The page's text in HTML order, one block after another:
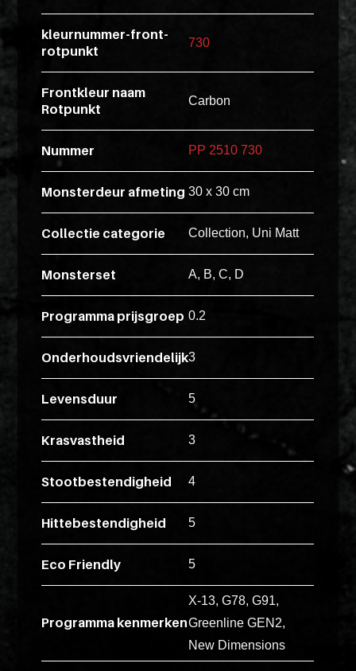
kleurnummer-front-
rotpunkt
730
Frontkleur naam
Rotpunkt
Carbon
Nummer PP 2510 730
Monsterdeur afmeting 30 x 30 cm
Collectie categorie Collection, Uni Matt
Monsterset A, B, C, D
Programma prijsgroep 0.2
Onderhoudsvriendelijk3
Levensduur 5
Krasvastheid 3
Stootbestendigheid 4
Hittebestendigheid 5
Eco Friendly 5
Programma kenmerken
X-13, G78, G91,
Greenline GEN2,
New Dimensions
elit.
cum
vero
dolore
tenetur
quidem
optio